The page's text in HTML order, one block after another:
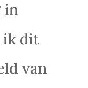
in
ik dit
van